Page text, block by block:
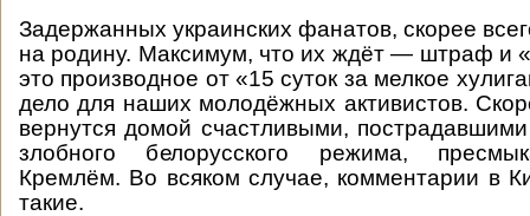
Задержанных украинских фанатов, скорее
на родину. Максимум, что их ждёт — штраф и
это производное от «15 суток за мелкое
дело для наших молодёжных активистов.
вернутся домой счастливыми,
злобного белорусского режима,
Кремлём. Во всяком случае, комментарии в
такие.